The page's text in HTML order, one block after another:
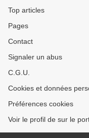
Top articles
Pages
Contact
Signaler un abus
C.G.U.
Cookies et données
Préférences cookies
Voir le profil de sur le